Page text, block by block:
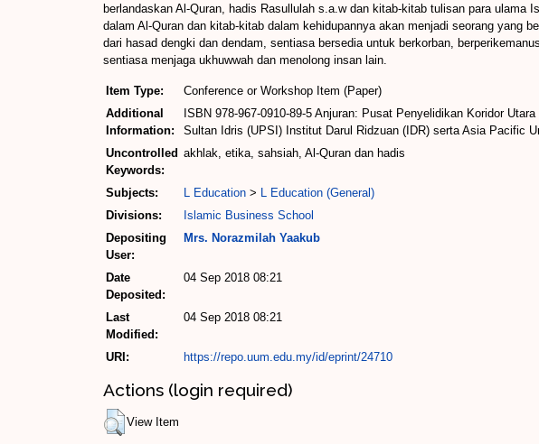
berlandaskan Al-Quran, hadis Rasullulah s.a.w dan kitab-kitab tulisan para
dalam Al-Quran dan kitab-kitab dalam kehidupannya akan menjadi seorang yang
dari hasad dengki dan dendam, sentiasa bersedia untuk berkorban,
sentiasa menjaga ukhuwwah dan menolong insan lain.
Item Type:
Conference or Workshop Item (Paper)
Additional
Information:
ISBN 978-967-0910-89-5 Anjuran: Pusat Penyelidikan Koridor
Sultan Idris (UPSI) Institut Darul Ridzuan (IDR) serta Asia Pacific
Uncontrolled
Keywords:
akhlak, etika, sahsiah, Al-Quran dan hadis
Subjects: L Education > L Education (General)
Divisions:
Islamic Business School
Depositing
User:
Mrs. Norazmilah Yaakub
Date
Deposited:
04 Sep 2018 08:21
Last
Modified:
04 Sep 2018 08:21
URI: https://repo.uum.edu.my/id/eprint/24710
Actions (login required)
View Item